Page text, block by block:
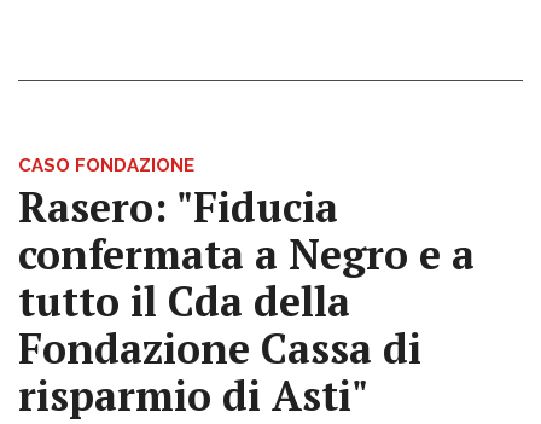
CASO FONDAZIONE
Rasero: "Fiducia
confermata a Negro e a
tutto il Cda della
Fondazione Cassa di
risparmio di Asti"